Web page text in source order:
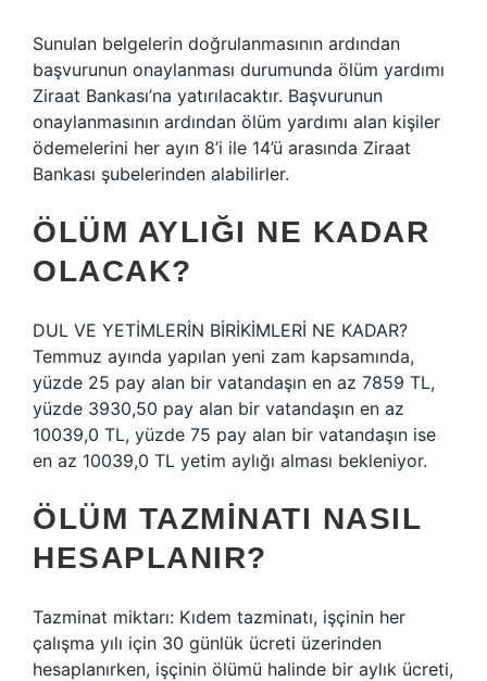
Sunulan belgelerin doğrulanmasının ardından
başvurunun onaylanması durumunda ölüm yardımı
Ziraat Bankası’na yatırılacaktır. Başvurunun
onaylanmasının ardından ölüm yardımı alan kişiler
ödemelerini her ayın 8’i ile 14’ü arasında Ziraat
Bankası şubelerinden alabilirler.
ÖLÜM AYLIĞI NE KADAR
OLACAK?
DUL VE YETİMLERİN BİRİKİMLERİ NE KADAR?
Temmuz ayında yapılan yeni zam kapsamında,
yüzde 25 pay alan bir vatandaşın en az 7859 TL,
yüzde 3930,50 pay alan bir vatandaşın en az
10039,0 TL, yüzde 75 pay alan bir vatandaşın ise
en az 10039,0 TL yetim aylığı alması bekleniyor.
ÖLÜM TAZMINATI NASIL
HESAPLANIR?
Tazminat miktarı: Kıdem tazminatı, işçinin her
çalışma yılı için 30 günlük ücreti üzerinden
hesaplanırken, işçinin ölümü halinde bir aylık ücreti,